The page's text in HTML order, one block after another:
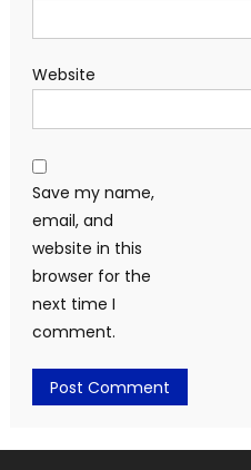
Website
Save my name,
email, and
website in this
browser for the
next time I
comment.